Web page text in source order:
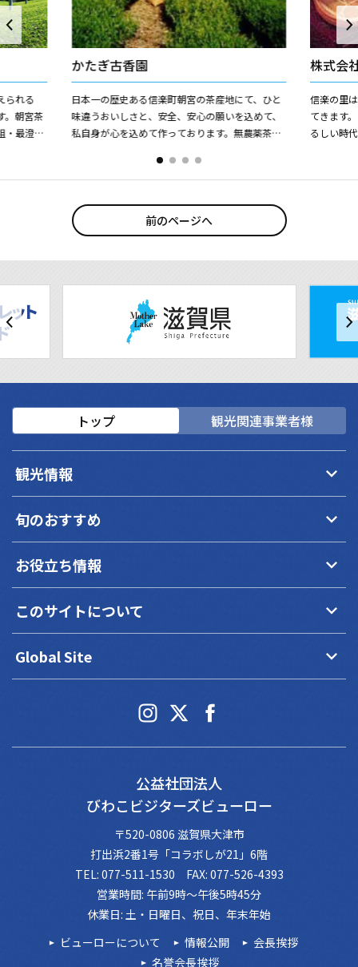
られる
。朝宮茶
・最澄が
かたぎ古香園
日本一の歴史ある信楽町朝宮の茶産地にて、ひと
味違うおいしさと、安全、安心の願いを込めて、
私自身が心を込めて作っております。無農薬茶の
したが、自然の力と天敵の...
株式会
信楽の里
てきます
るしい時
前のページへ
トップ 観光関連事業者様
観光情報 keyboard_arrow_down
旬のおすすめ keyboard_arrow_down
お役立ち情報 keyboard_arrow_down
このサイトについて keyboard_arrow_down
Global Site keyboard_arrow_down
公益社団法人
びわこビジターズビューロー
〒520-0806 滋賀県大津市
打出浜2番1号「コラボしが21」6階
TEL: 077-511-1530 FAX: 077-526-4393
営業時間: 午前9時～午後5時45分
休業日: 土・日曜日、祝日、年末年始
ビューローについて
情報公開
会長挨拶
名誉会長挨拶